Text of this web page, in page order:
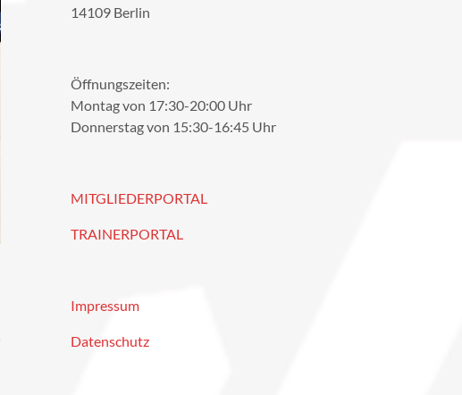
14109 Berlin
Öffnungszeiten:
Montag von 17:30-20:00 Uhr
Donnerstag von 15:30-16:45 Uhr
MITGLIEDERPORTAL
TRAINERPORTAL
Impressum
Datenschutz